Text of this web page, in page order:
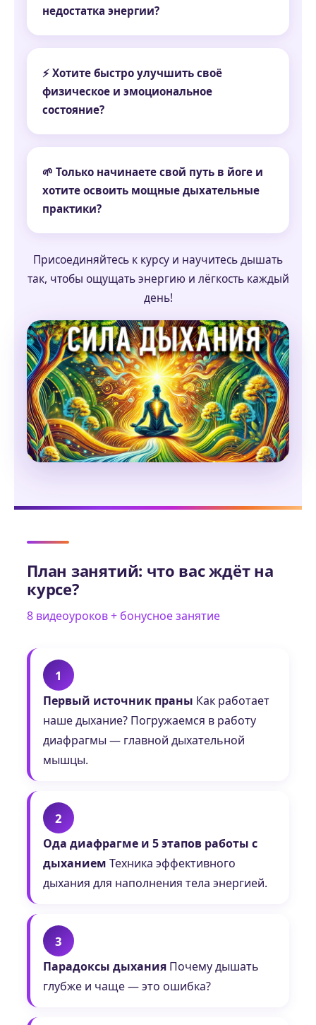
недостатка энергии?
⚡ Хотите быстро улучшить своё
физическое и эмоциональное
состояние?
🌱 Только начинаете свой путь в йоге и
хотите освоить мощные дыхательные
практики?
Присоединяйтесь к курсу и научитесь дышать
так, чтобы ощущать энергию и лёгкость каждый
день!
План занятий: что вас ждёт на
курсе?
8 видеоуроков + бонусное занятие
1
Первый источник праны Как работает
наше дыхание? Погружаемся в работу
диафрагмы — главной дыхательной
мышцы.
2
Ода диафрагме и 5 этапов работы с
дыханием Техника эффективного
дыхания для наполнения тела энергией.
3
Парадоксы дыхания Почему дышать
глубже и чаще — это ошибка?